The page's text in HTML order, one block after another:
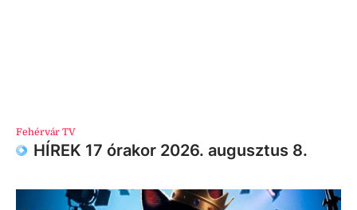
Fehérvár TV
HÍREK 17 órakor 2026. augusztus 8.